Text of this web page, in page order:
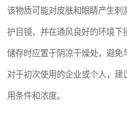
该物质可能对皮肤和眼睛产生刺
护目镜，并在通风良好的环境下
储存时应置于阴凉干燥处，避免
对于初次使用的企业或个人，
用条件和浓度。